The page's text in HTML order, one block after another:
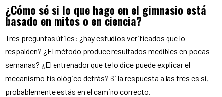
¿Cómo sé si lo que hago en el gimnasio está
basado en mitos o en ciencia?
Tres preguntas útiles: ¿hay estudios verificados que lo
respalden? ¿El método produce resultados medibles en pocas
semanas? ¿El entrenador que te lo dice puede explicar el
mecanismo fisiológico detrás? Si la respuesta a las tres es sí,
probablemente estás en el camino correcto.